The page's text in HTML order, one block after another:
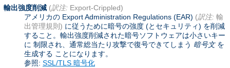
輸出強度削減 (訳注: Export-Crippled)
アメリカの Export Administration Regulations (EAR) (訳注: 輸
出管理規則) に従うために暗号の強度 (とセキュリティ) を削減
すること。輸出強度削減された暗号ソフトウェアは小さいキー
に 制限され、通常総当たり攻撃で復号できてしまう 暗号文を
生成する ことになります。
参照: SSL/TLS 暗号化